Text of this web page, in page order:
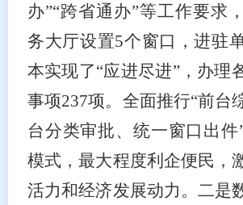
办”“跨省通办”等工作要求
务大厅设置5个窗口，进驻
本实现了“应进尽进”，办理
事项237项。全面推行“前台
台分类审批、统一窗口出件
模式，最大程度利企便民，
活力和经济发展动力。二是